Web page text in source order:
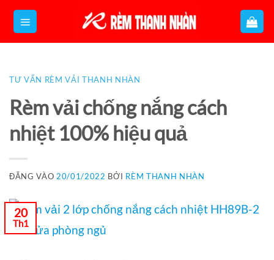
qua
TƯ VẤN RÈM VẢI THANH NHÀN
Rèm vải chống nắng cách
nhiệt 100% hiệu quả
ĐĂNG VÀO20/01/2022 BỞI RÈM THANH NHÀN
20
Th1